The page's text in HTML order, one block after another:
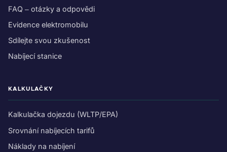
FAQ – otázky a odpovědi
Evidence elektromobilu
Sdílejte svou zkušenost
Nabíjecí stanice
KALKULAČKY
Kalkulačka dojezdu (WLTP/EPA)
Srovnání nabíjecích tarifů
Náklady na nabíjení